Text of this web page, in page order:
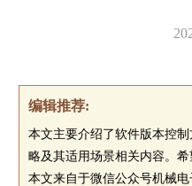
编辑推荐:
本文主要介绍了软件版本控
略及其适用场景相关内容。希
本文来自于微信公众号机械